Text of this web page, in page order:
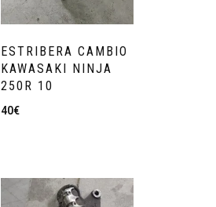
ESTRIBERA CAMBIO
KAWASAKI NINJA
250R 10
40€